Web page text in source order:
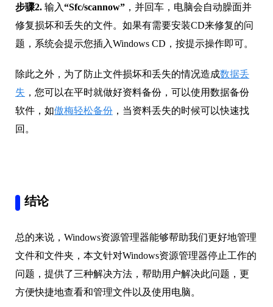
步骤2. 输入“Sfc/scannow” ，并回车，电脑会自动臊面并
修复损坏和丢失的文件。如果有需要安装CD来修复的问
题，系统会提示您插入Windows CD，按提示操作即可。
除此之外，为了防止文件损坏和丢失的情况造成数据丢
失 ，您可以在平时就做好资料备份，可以使用数据备份
软件，如傲梅轻松备份 ，当资料丢失的时候可以快速找
回。
结论
总的来说，Windows资源管理器能够帮助我们更好地管理
文件和文件夹，本文针对Windows资源管理器停止工作的
问题，提供了三种解决方法，帮助用户解决此问题，更
方便快捷地查看和管理文件以及使用电脑。